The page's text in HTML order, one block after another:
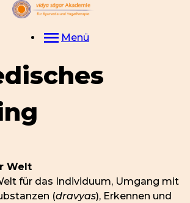
Menü
Welt
für das Individuum, Umgang mit
(dravyas), Erkennen und